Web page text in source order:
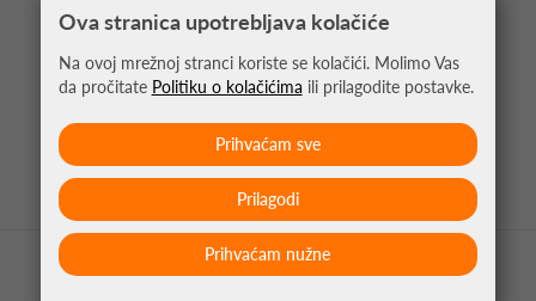
PIKADO PERA ALLIANCE UNION JACK
NARANČASTA NO2
1,05 €
Ova stranica upotrebljava kolačiće
Na ovoj mrežnoj stranci koriste se kolačići. Molimo Vas
da pročitate Politiku o kolačićima ili prilagodite postavke.
Prihvaćam nužne
Prilagodi
Prihvaćam sve